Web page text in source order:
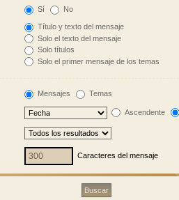
Sí No
Título y texto del mensaje
Solo el texto del mensaje
Solo títulos
Solo el primer mensaje de los temas
Mensajes Temas
Ascendente
Caracteres del mensaje